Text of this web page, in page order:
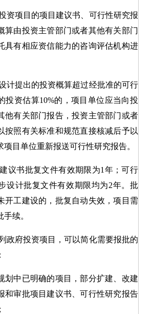
资项目的项目建议书、可行性研究报
算由投资主管部门或者其他有关部门
具有相应资信能力的咨询评估机构进
计提出的投资概算超过经批准的可行
投资估算10%的，项目单位应当向投
他有关部门报告，投资主管部门或者
按照有关标准和规范直接核减后予以
目单位重新报送可行性研究报告。
议书批复文件有效期限为1年；可行
设计批复文件有效期限均为2年。批
开工建设的，批复自动失效，项目需
续。
政府投资项目，可以简化需要报批的
划中已明确的项目，部分扩建、改建
和审批项目建议书、可行性研究报告